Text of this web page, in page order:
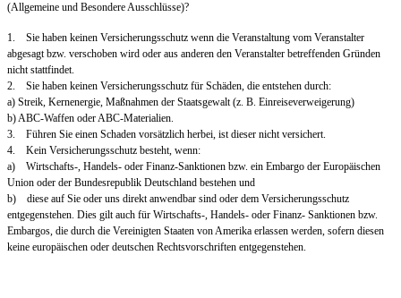
(Allgemeine und Besondere Ausschlüsse)?
1. Sie haben keinen Versicherungsschutz wenn die Veranstaltung vom Veranstalter
abgesagt bzw. verschoben wird oder aus anderen den Veranstalter betreffenden Gründen
nicht stattfindet.
2. Sie haben keinen Versicherungsschutz für Schäden, die entstehen durch:
a) Streik, Kernenergie, Maßnahmen der Staatsgewalt (z. B. Einreiseverweigerung)
b) ABC-Waffen oder ABC-Materialien.
3. Führen Sie einen Schaden vorsätzlich herbei, ist dieser nicht versichert.
4. Kein Versicherungsschutz besteht, wenn:
a) Wirtschafts-, Handels- oder Finanz-Sanktionen bzw. ein Embargo der Europäischen
Union oder der Bundesrepublik Deutschland bestehen und
b) diese auf Sie oder uns direkt anwendbar sind oder dem Versicherungsschutz
entgegenstehen. Dies gilt auch für Wirtschafts-, Handels- oder Finanz- Sanktionen bzw.
Embargos, die durch die Vereinigten Staaten von Amerika erlassen werden, sofern diesen
keine europäischen oder deutschen Rechtsvorschriften entgegenstehen.